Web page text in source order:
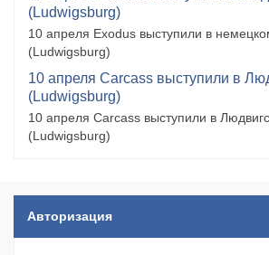
(Ludwigsburg)
10 апреля Exodus выступили в
(Ludwigsburg)
10 апреля Carcass выступили в
(Ludwigsburg)
10 апреля Carcass выступили в
(Ludwigsburg)
Авторизация